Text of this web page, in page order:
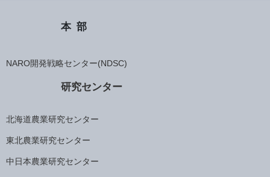
本部
NARO開発戦略センター(NDSC)
研究センター
北海道農業研究センター
東北農業研究センター
中日本農業研究センター